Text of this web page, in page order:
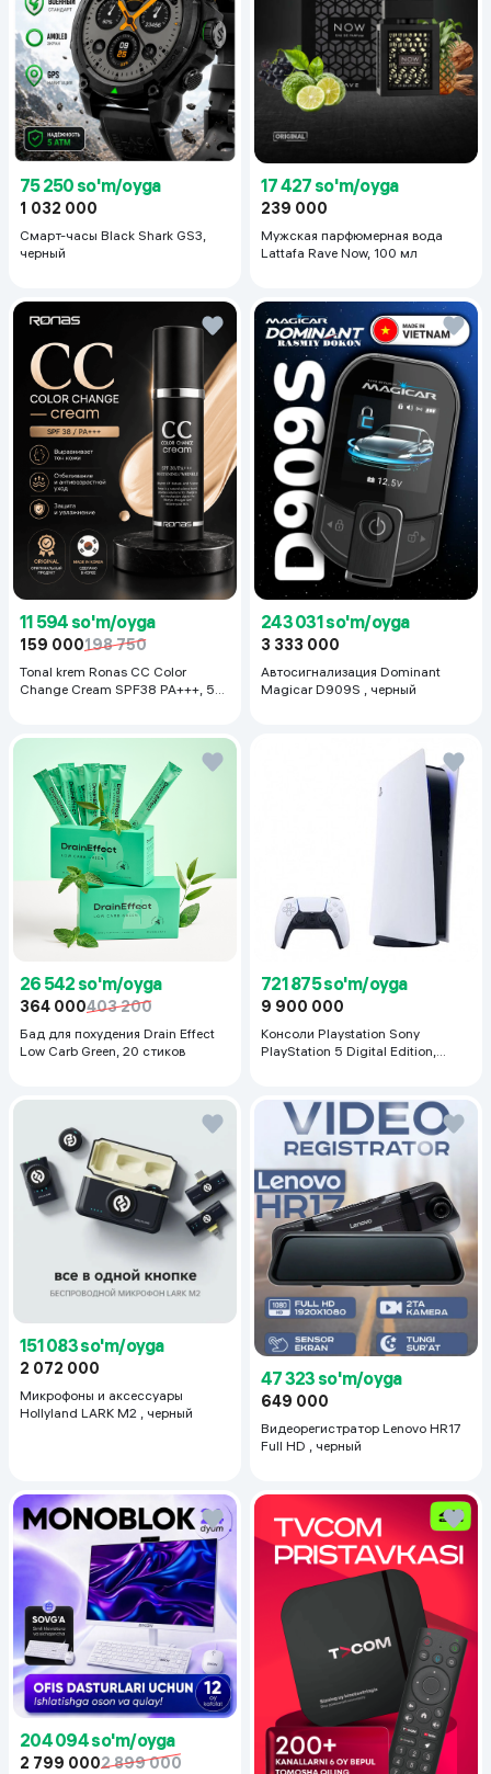
75 250 so'm/oyga
1 032 000
Смарт-часы Black Shark GS3,
черный
17 427 so'm/oyga
239 000
Мужская парфюмерная вода
Lattafa Rave Now, 100 мл
11 594 so'm/oyga
159 000198 750
Tonal krem Ronas CC Color
Change Cream SPF38 PA+++, 50
243 031 so'm/oyga
3 333 000
Автосигнализация Dominant
Magicar D909S , черный
26 542 so'm/oyga
364 000403 200
Бад для похудения Drain Effect
Low Carb Green, 20 стиков
721 875 so'm/oyga
9 900 000
Консоли Playstation Sony
PlayStation 5 Digital Edition,
151 083 so'm/oyga
2 072 000
Микрофоны и аксессуары
Hollyland LARK M2 , черный
47 323 so'm/oyga
649 000
Видеорегистратор Lenovo HR17
Full HD , черный
204 094 so'm/oyga
2 799 0002 899 000